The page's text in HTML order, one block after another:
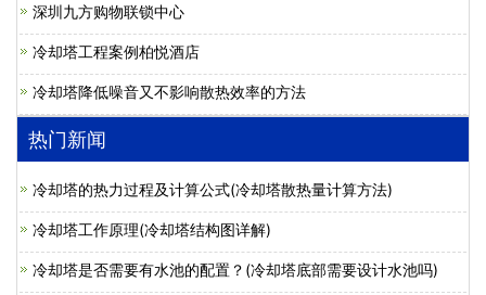
深圳九方购物联锁中心
冷却塔工程案例柏悦酒店
冷却塔降低噪音又不影响散热效率的方法
热门新闻
冷却塔的热力过程及计算公式(冷却塔散热量计算方法)
冷却塔工作原理(冷却塔结构图详解)
冷却塔是否需要有水池的配置？(冷却塔底部需要设计水池吗)